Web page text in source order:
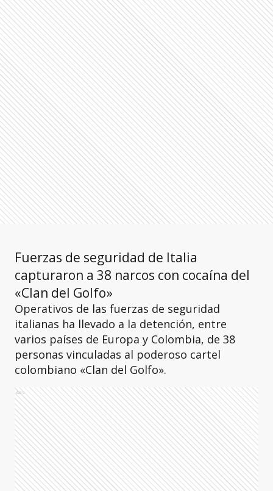
Fuerzas de seguridad de Italia
capturaron a 38 narcos con cocaína del
«Clan del Golfo»
Operativos de las fuerzas de seguridad
italianas ha llevado a la detención, entre
varios países de Europa y Colombia, de 38
personas vinculadas al poderoso cartel
colombiano «Clan del Golfo».
Ads